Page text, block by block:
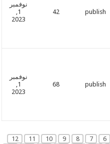
publish
42
نوفمبر
1,
2023
publish
68
نوفمبر
1,
2023
6
7
8
9
10
11
12